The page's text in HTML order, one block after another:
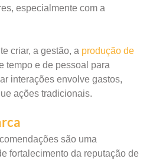
especialmente com a
criar, a gestão, a produção de
tempo e de pessoal para
interações envolve gastos,
ações tradicionais.
são uma
fortalecimento da reputação de